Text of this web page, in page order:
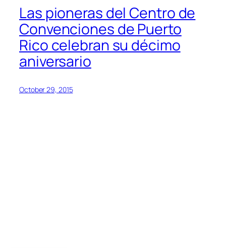
Las pioneras del Centro de
Convenciones de Puerto
Rico celebran su décimo
aniversario
October 29, 2015